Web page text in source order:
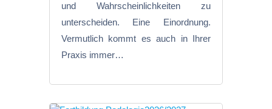
und Wahrscheinlichkeiten zu
unterscheiden. Eine Einordnung.
Vermutlich kommt es auch in Ihrer
Praxis immer…